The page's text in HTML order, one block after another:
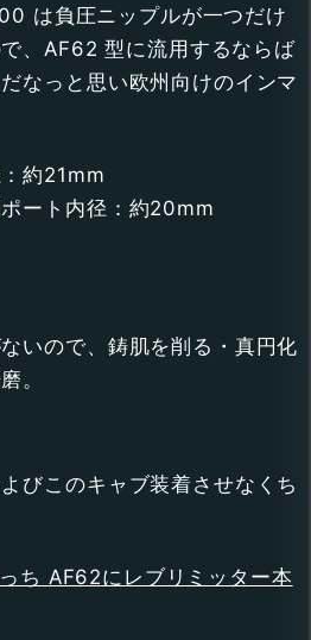
は負圧ニップルが一つだけ
、AF62 型に流用するならば
なっと思い欧州向けのインマ
約21mm
ート内径：約20mm
いので、鋳肌を削る・真円化
。
びこのキャブ装着させなくち
ち AF62にレブリミッター本